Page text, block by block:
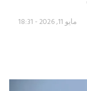
مايو 11, 2026 - 18:31